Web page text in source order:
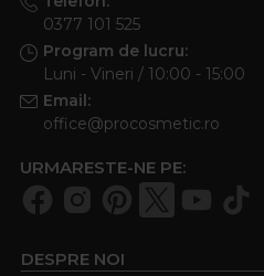
0377 101 525
Program de lucru:
Luni - Vineri / 10:00 - 15:00
Email:
office@procosmetic.ro
URMARESTE-NE PE:
DESPRE NOI